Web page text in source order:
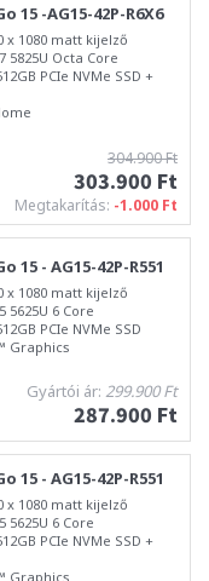
15 -AG15-42P-R6X6
x 1080 matt kijelző
5825U Octa Core
PCIe NVMe SSD +
304.900 Ft
303.900 Ft
Megtakarítás: -1.000 Ft
15 - AG15-42P-R551
x 1080 matt kijelző
5625U 6 Core
PCIe NVMe SSD
Graphics
Gyártói ár: 299.900 Ft
287.900 Ft
15 - AG15-42P-R551
x 1080 matt kijelző
5625U 6 Core
PCIe NVMe SSD +
Graphics